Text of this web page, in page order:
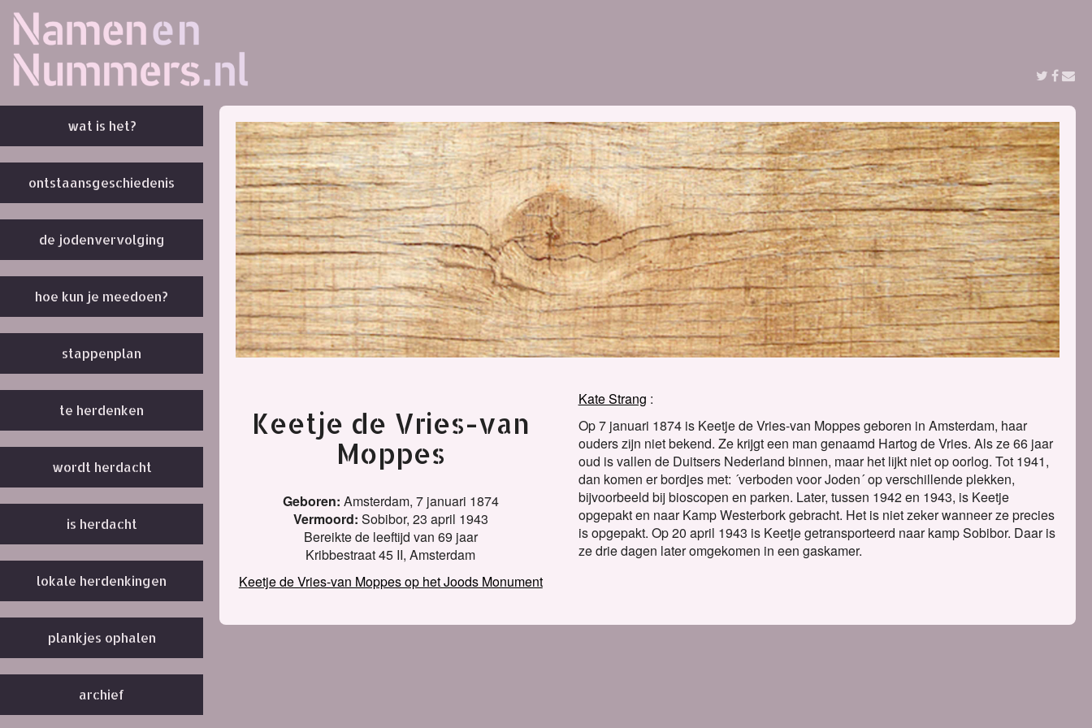
wat is het?
ontstaansgeschiedenis
de jodenvervolging
hoe kun je meedoen?
stappenplan
te herdenken
wordt herdacht
is herdacht
lokale herdenkingen
plankjes ophalen
archief
Keetje de Vries-van
Moppes
Geboren: Amsterdam, 7 januari 1874
Vermoord: Sobibor, 23 april 1943
Bereikte de leeftijd van 69 jaar
Kribbestraat 45 II, Amsterdam
Keetje de Vries-van Moppes op het Joods Monument
Kate Strang
Op 7 januari 1874 is Keetje de Vries-van Moppes geboren in Amsterdam, haar
ouders zijn niet bekend. Ze krijgt een man genaamd Hartog de Vries. Als ze 66 jaar
oud is vallen de Duitsers Nederland binnen, maar het lijkt niet op oorlog. Tot 1941,
dan komen er bordjes met: ´verboden voor Joden´ op verschillende plekken,
bijvoorbeeld bij bioscopen en parken. Later, tussen 1942 en 1943, is Keetje
opgepakt en naar Kamp Westerbork gebracht. Het is niet zeker wanneer ze precies
is opgepakt. Op 20 april 1943 is Keetje getransporteerd naar kamp Sobibor. Daar is
ze drie dagen later omgekomen in een gaskamer.